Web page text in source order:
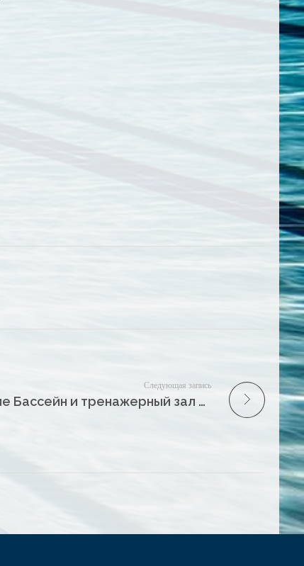
Следующая запись
Внимание Бассейн и тренажерный зал п/б «Дельфин» 19 января 2026 г. с 8.00 до 12.00 не работает по техническим причинам!